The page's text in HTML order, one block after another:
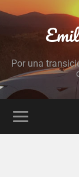
Por una